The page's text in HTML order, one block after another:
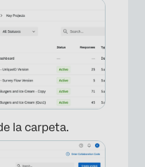
×
la carpeta.